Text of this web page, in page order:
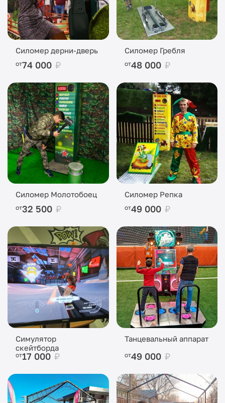
Силомер дерни-дверь
от74 000 ₽
Силомер Гребля
от48 000 ₽
Силомер Молотобоец
от32 500 ₽
Силомер Репка
от49 000 ₽
Симулятор
скейтборда
от17 000 ₽
Танцевальный аппарат
от49 000 ₽